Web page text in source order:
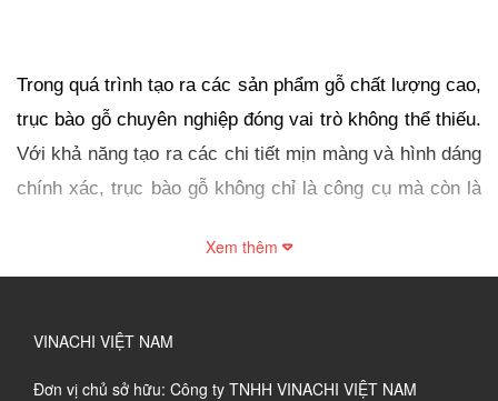
Trong quá trình tạo ra các sản phẩm gỗ chất lượng cao,
trục bào gỗ chuyên nghiệp đóng vai trò không thể thiếu.
Với khả năng tạo ra các chi tiết mịn màng và hình dáng
chính xác, trục bào gỗ không chỉ là công cụ mà còn là
1. Tìm hiểu về Trục bào gỗ
thiết bị hiện đại và tiện lợi trong ngành chế biến gỗ, có
thể bào được 4 mặt của phôi gỗ cùng một lúc, giúp tăng
Xem thêm
VINACHI VIỆT NAM
Đơn vị chủ sở hữu: Công ty TNHH VINACHI VIỆT NAM